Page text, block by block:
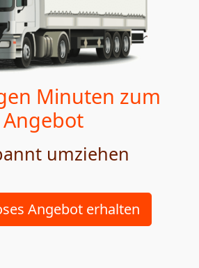
Minuten zum
Angebot
umziehen
Angebot erhalten